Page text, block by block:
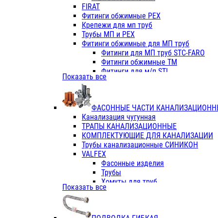
Фитинги ПП белые
Фитинги ПП белые
Фитинги ППс металл.белые
VALFEX
Трубы PE-RT
Трубы ПП водопровод белые
Трубы ПП водопровод серые
Трубы армированные
Трубы армированные
Фитинги с металл. серые
Фитинги ПП (серые)
Фитинги ПП белые
Краны
Фитинги ПП (белые)
Фитинги ПП с металлом белые
ПК КОНТУР
Краны полипропиленовые
Трубы полипропиленивые
FIRAT
Фитинги обжимные PEX
Крепежи для мп труб
Трубы МП и PEX
Фитинги обжимные для МП труб
Фитинги для МП труб STC-FARO
Фитинги обжимные ТМ
Фитинги для м/п STI
Фитинги для МП труб TITAN
TK
VALFEX
Показать все
ФАСОННЫЕ ЧАСТИ
Канализация чугунная
ТРАПЫ КАНАЛИЗАЦИОННЫЕ
КОМПЛЕКТУЮЩИЕ ДЛЯ КАНАЛИЗАЦИИ
Трубы канализационные СИНИКОН
VALFEX
Фасонные изделия
Трубы
Хомуты для труб
ПВХ (стройполимер)
Показать все